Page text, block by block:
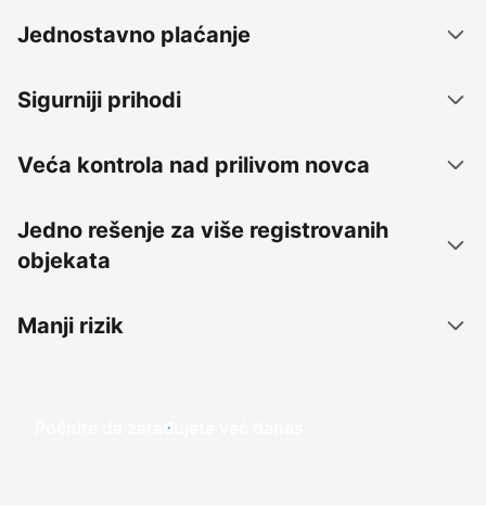
Jednostavno plaćanje
Sigurniji prihodi
Veća kontrola nad prilivom novca
Jedno rešenje za više registrovanih
objekata
Manji rizik
Počnite da zarađujete već danas